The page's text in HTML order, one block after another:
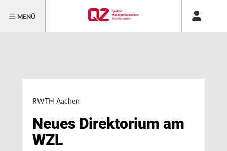
MENÜ
RWTH Aachen
Neues Direktorium am
WZL